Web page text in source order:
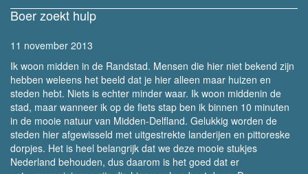
Boer zoekt hulp
11 november 2013
Ik woon midden in de Randstad. Mensen die hier niet bekend zijn
hebben weleens het beeld dat je hier alleen maar huizen en
steden hebt. Niets is echter minder waar. Ik woon middenin de
stad, maar wanneer ik op de fiets stap ben ik binnen 10 minuten
in de mooie natuur van Midden-Delfland. Gelukkig worden de
steden hier afgewisseld met uitgestrekte landerijen en pittoreske
dorpjes. Het is heel belangrijk dat we deze mooie stukjes
Nederland behouden, dus daarom is het goed dat er